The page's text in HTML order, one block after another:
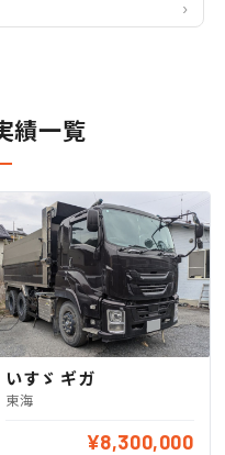
績一覧
いすゞ ギガ
東海
¥8,300,000